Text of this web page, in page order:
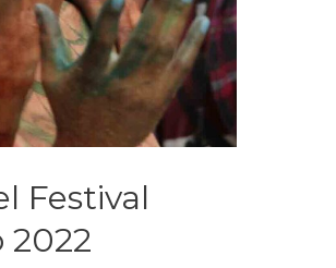
Festival
2022